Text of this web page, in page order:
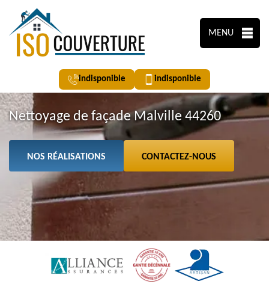
MENU
indisponible indisponible
Nettoyage de façade Malville 44260
NOS RÉALISATIONS CONTACTEZ-NOUS